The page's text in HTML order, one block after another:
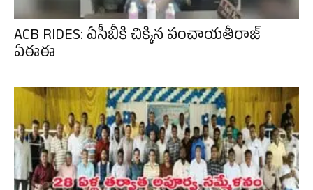
ACB RIDES: ఏసీబీకి చిక్కిన పంచాయతీరాజ్
ఏఈఈ